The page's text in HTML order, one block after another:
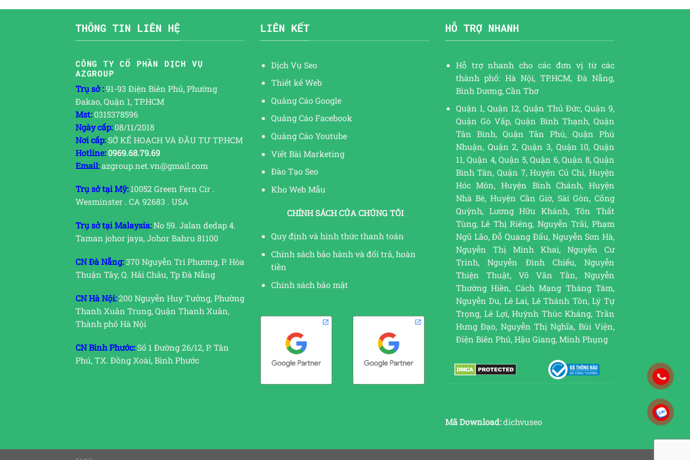
THÔNG TIN LIÊN HỆ
CÔNG TY CỔ PHẦN DỊCH VỤ
AZGROUP
Trụ sở :91-93 Điện Biên Phủ, Phường
Đakao, Quận 1, TP.HCM
Mst:0315378596
Ngày cấp:08/11/2018
Nơi cấp:SỞ KẾ HOẠCH VÀ ĐẦU TƯ TP.HCM
Hotline: 0969.68.79.69
Email:azgroup.net.vn@gmail.com
Trụ sở tại Mỹ:10052 Green Fern Cir .
Wesminster . CA 92683 . USA
Trụ sở tại Malaysia:No 59. Jalan dedap 4.
Taman johor jaya, Johor Bahru 81100
CN Đà Nẵng:370 Nguyễn Tri Phương, P. Hòa
Thuận Tây, Q. Hải Châu, Tp Đà Nẵng
CN Hà Nội:200 Nguyễn Huy Tưởng, Phường
Thanh Xuân Trung, Quận Thanh Xuân,
Thành phố Hà Nội
CN Bình Phước:Số 1 Đường 26/12, P. Tân
Phú, TX. Đồng Xoài, Bình Phước
LIÊN KẾT
Dịch Vụ Seo
Thiết kế Web
Quảng Cáo Google
Quảng Cáo Facebook
Quảng Cáo Youtube
Viết Bài Marketing
Đào Tạo Seo
Kho Web Mẫu
CHÍNH SÁCH CỦA CHÚNG TÔI
Quy định và hình thức thanh toán
Chính sách bảo hành và đổi trả, hoàn
tiền
Chính sách bảo mật
HỖ TRỢ NHANH
Hỗ trợ nhanh cho các đơn vị từ các
thành phố: Hà Nội, TP.HCM, Đà Nẵng,
Bình Dương, Cần Thơ
Quận 1, Quận 12, Quận Thủ Đức, Quận 9,
Quận Gò Vấp, Quận Bình Thạnh, Quận
Tân Bình, Quận Tân Phú, Quận Phú
Nhuận, Quận 2, Quận 3, Quận 10, Quận
11, Quận 4, Quận 5, Quận 6, Quận 8, Quận
Bình Tân, Quận 7, Huyện Củ Chi, Huyện
Hóc Môn, Huyện Bình Chánh, Huyện
Nhà Bè, Huyện Cần Giờ, Sài Gòn, Cống
Quỳnh, Lương Hữu Khánh, Tôn Thất
Tùng, Lê Thị Riêng, Nguyễn Trãi, Phạm
Ngũ Lão, Đỗ Quang Đẩu, Nguyễn Sơn Hà,
Nguyễn Thị Minh Khai, Nguyễn Cư
Trinh, Nguyễn Đình Chiểu, Nguyễn
Thiện Thuật, Võ Văn Tần, Nguyễn
Thường Hiền, Cách Mạng Tháng Tám,
Nguyễn Du, Lê Lai, Lê Thánh Tôn, Lý Tự
Trọng, Lê Lợi, Huỳnh Thúc Kháng, Trần
Hưng Đạo, Nguyễn Thị Nghĩa, Bùi Viện,
Điện Biên Phủ, Hậu Giang, Minh Phụng
Mã Download:dichvuseo